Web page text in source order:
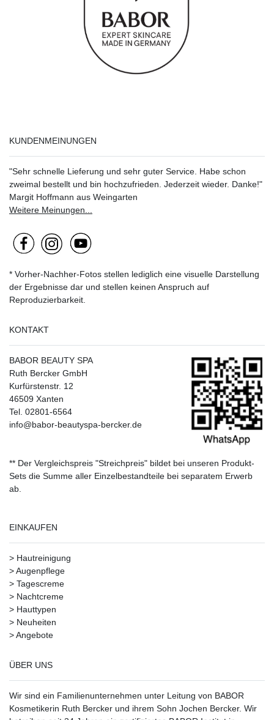
KUNDENMEINUNGEN
"Sehr schnelle Lieferung und sehr guter Service. Habe schon
zweimal bestellt und bin hochzufrieden. Jederzeit wieder. Danke!"
Margit Hoffmann aus Weingarten
Weitere Meinungen...
* Vorher-Nachher-Fotos stellen lediglich eine visuelle Darstellung
der Ergebnisse dar und stellen keinen Anspruch auf
Reproduzierbarkeit.
KONTAKT
BABOR BEAUTY SPA
Ruth Bercker GmbH
Kurfürstenstr. 12
46509 Xanten
Tel. 02801-6564
info@babor-beautyspa-bercker.de
** Der Vergleichspreis "Streichpreis" bildet bei unseren Produkt-
Sets die Summe aller Einzelbestandteile bei separatem Erwerb
ab.
EINKAUFEN
> Hautreinigung
>Augenpflege
> Tagescreme
> Nachtcreme
> Hauttypen
> Neuheiten
>Angebote
ÜBER UNS
Wir sind ein Familienunternehmen unter Leitung von BABOR
Kosmetikerin Ruth Bercker und ihrem Sohn Jochen Bercker. Wir